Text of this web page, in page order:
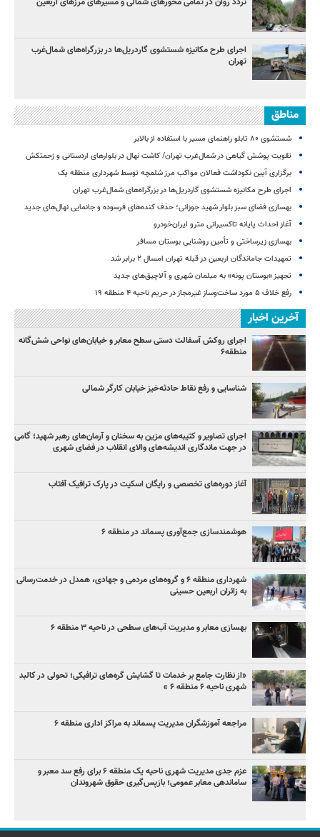
اجرای طرح مکانیزه شستشوی گاردریل‌ها در بزرگراه‌های شمال‌غرب
تهران
مناطق
شستشوی ۸۰ تابلو راهنمای مسیر با استفاده از بالابر
تقویت پوشش گیاهی در شمال‌غرب تهران/ کاشت نهال در بلوارهای اردستانی و زحمتکش
برگزاری آیین نکوداشت فعالان مواکب مرز شلمچه توسط شهرداری منطقه یک
اجرای طرح مکانیزه شستشوی گاردریل‌ها در بزرگراه‌های شمال‌غرب تهران
بهسازی فضای سبز بلوار شهید جوزانی؛ حذف کنده‌های فرسوده و جانمایی نهال‌های جدید
آغاز احداث پایانه تاکسیرانی مترو ایران‌خودرو
بهسازی زیرساختی و تأمین روشنایی بوستان مسافر
تمهیدات جاماندگان اربعین در قبله تهران امسال ۲ برابر شد
تجهیز «بوستان پونه» به مبلمان شهری و آلاچیق‌های جدید
رفع خلاف ۵ مورد ساخت‌وساز غیرمجاز در حریم ناحیه ۴ منطقه ۱۹
آخرین اخبار
اجرای روکش آسفالت دستی سطح معابر و خیابان‌های نواحی شش‌گانه
منطقه۶
شناسایی و رفع نقاط حادثه‌خیز خیابان کارگر شمالی
اجرای تصاویر و کتیبه‌های مزین به سخنان و آرمان‌های رهبر شهید؛ گامی
در جهت ماندگاری اندیشه‌های والای انقلاب در فضای شهری
آغاز دوره‌های تخصصی و رایگان اسکیت در پارک ترافیک آفتاب
هوشمندسازی جمع‌آوری پسماند در منطقه ۶
شهرداری منطقه ۶ و گروه‌های مردمی و جهادی، همدل در خدمت‌رسانی
به زائران اربعین حسینی
بهسازی معابر و مدیریت آب‌های سطحی در ناحیه ۳ منطقه ۶
«از نظارت جامع بر خدمات تا گشایش گره‌های ترافیکی؛ تحولی در کالبد
شهری ناحیه ۶ منطقه ۶ »
مراجعه آموزشگران مدیریت پسماند به مراکز اداری منطقه ۶
عزم جدی مدیریت شهری ناحیه یک منطقه ۶ برای رفع سد معبر و
ساماندهی معابر عمومی؛ بازپس‌گیری حقوق شهروندان